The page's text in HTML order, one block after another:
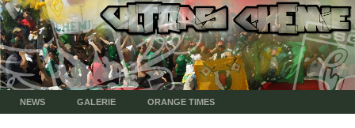
NEWS GALERIE ORANGE TIMES